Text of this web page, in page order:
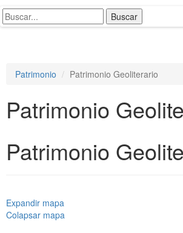
Patrimonio Patrimonio Geoliterario
Patrimonio
Patrimonio
Expandir mapa
Colapsar mapa